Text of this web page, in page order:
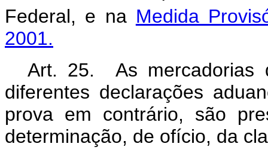
Federal, e na Medida
2001.
Art. 25. As mercadorias
diferentes declarações
prova em contrário, são
determinação, de ofício, da